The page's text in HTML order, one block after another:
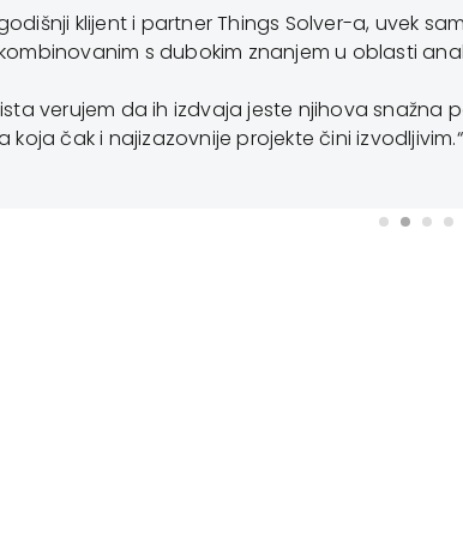
klijent i partner Things Solver-a, uvek sam
s dubokim znanjem u oblasti analitike
da ih izdvaja jeste njihova snažna
i najizazovnije projekte čini izvodljivim.“